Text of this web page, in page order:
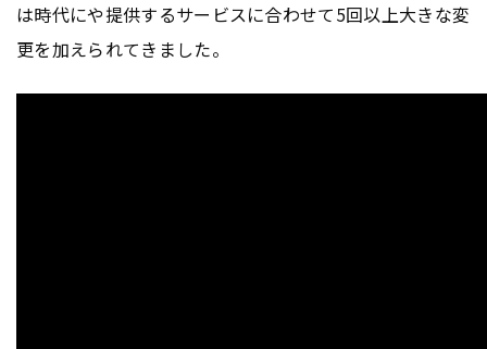
は時代にや提供するサービスに合わせて5回以上大きな変
更を加えられてきました。